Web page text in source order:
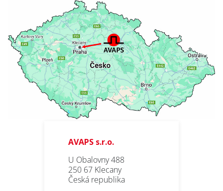
REFERENCE
O NÁS
KARIÉRA
KONTAKT
AVAPS s.r.o.
U Obalovny 488
250 67 Klecany
Česká republika
Jméno / Name
Příjmení / Surname
Firma / Company